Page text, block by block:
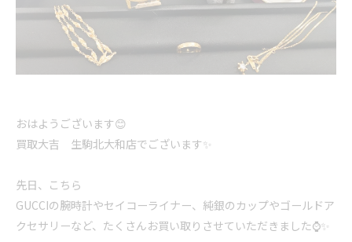
おはようございます😊
買取大吉 生駒北大和店でございます✨
先日、こちら
GUCCIの腕時計やセイコーライナー、純銀のカップやゴールドア
クセサリーなど、たくさんお買い取りさせていただきました⌚✨